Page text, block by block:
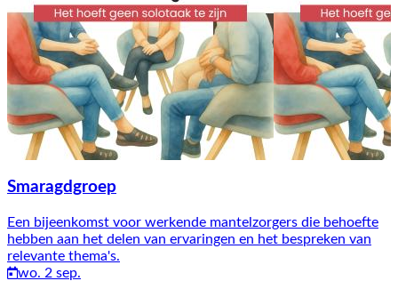
Smaragdgroep
Een bijeenkomst voor werkende mantelzorgers die behoefte
hebben aan het delen van ervaringen en het bespreken van
relevante thema's.
wo. 2 sep.